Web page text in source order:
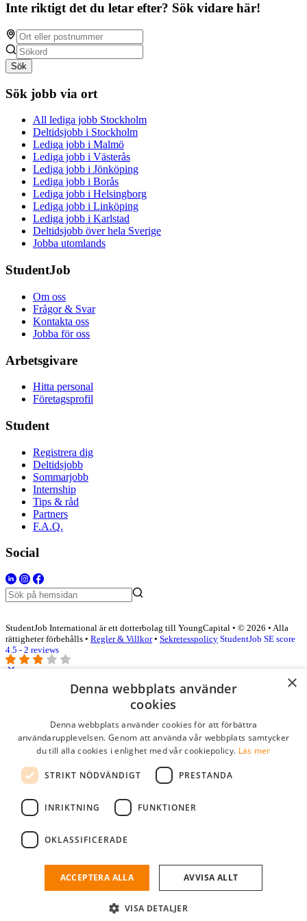
Inte riktigt det du letar efter? Sök vidare här!
Sök
Sök jobb via ort
All lediga jobb Stockholm
Deltidsjobb i Stockholm
Lediga jobb i Malmö
Lediga jobb i Västerås
Lediga jobb i Jönköping
Lediga jobb i Borås
Lediga jobb i Helsingborg
Lediga jobb i Linköping
Lediga jobb i Karlstad
Deltidsjobb över hela Sverige
Jobba utomlands
StudentJob
Om oss
Frågor & Svar
Kontakta oss
Jobba för oss
Arbetsgivare
Hitta personal
Företagsprofil
Student
Registrera dig
Deltidsjobb
Sommarjobb
Internship
Tips & råd
Partners
F.A.Q.
Social
StudentJob International är ett dotterbolag till YoungCapital • © 2026 • Alla
rättigheter förbehålls • Regler & Villkor• Sekretesspolicy StudentJob SE score
4.5 - 2 reviews
Logga in som företag
Lösenord
kom ihåg mig
logga in
Kostnadsfri företagsprofil
och söka efter passande kandidater till ditt företag.
×
Denna webbplats använder
cookies
Denna webbplats använder cookies för att förbättra
användarupplevelsen. Genom att använda vår webbplats samtycker
du till alla cookies i enlighet med vår cookiepolicy. Läs mer
STRIKT NÖDVÄNDIGT PRESTANDA
INRIKTNING FUNKTIONER
OKLASSIFICERADE
ACCEPTERA ALLA AVVISA ALLT
VISA DETALJER